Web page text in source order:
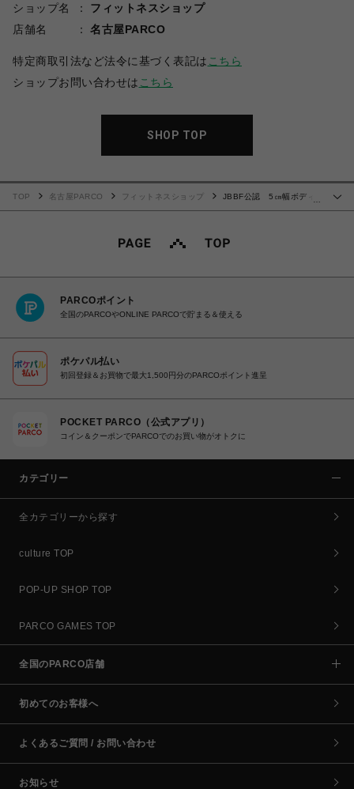
ショップ名
フィットネスショップ
店舗名
名古屋PARCO
特定商取引法など法令に基づく表記は こちら
ショップお問い合わせは こちら
SHOP TOP
TOP 名古屋PARCO フィットネスショップ
JBBF公認 5㎝幅ボディ
PARCOポイント
全国のPARCOやONLINE PARCOで貯まる＆使える
ポケパル払い
初回登録＆お買物で最大1,500円分のPARCOポイント進呈
POCKET PARCO（公式アプリ）
コイン＆クーポンでPARCOでのお買い物がオトクに
カテゴリー
全カテゴリーから探す
culture TOP
POP-UP SHOP TOP
PARCO GAMES TOP
全国のPARCO店舗
初めてのお客様へ
よくあるご質問 / お問い合わせ
お知らせ